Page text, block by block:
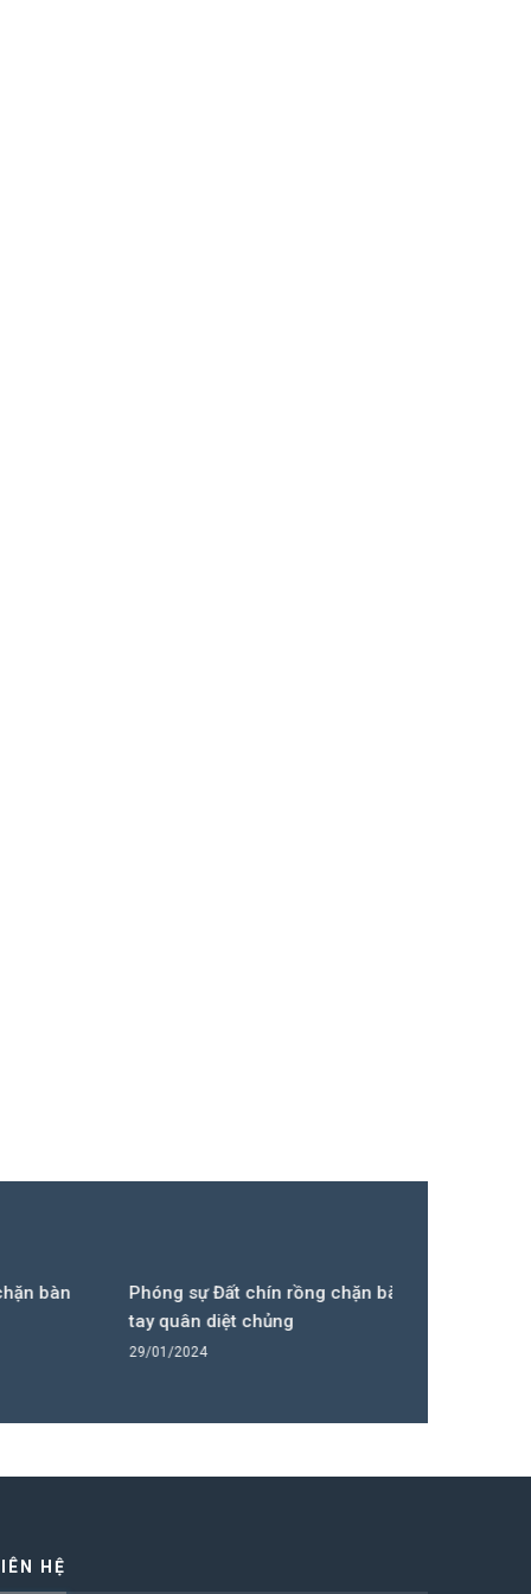
Phóng sự Đất chín rồng chặn bàn
tay quân diệt chủng
29/01/2024
HỆ